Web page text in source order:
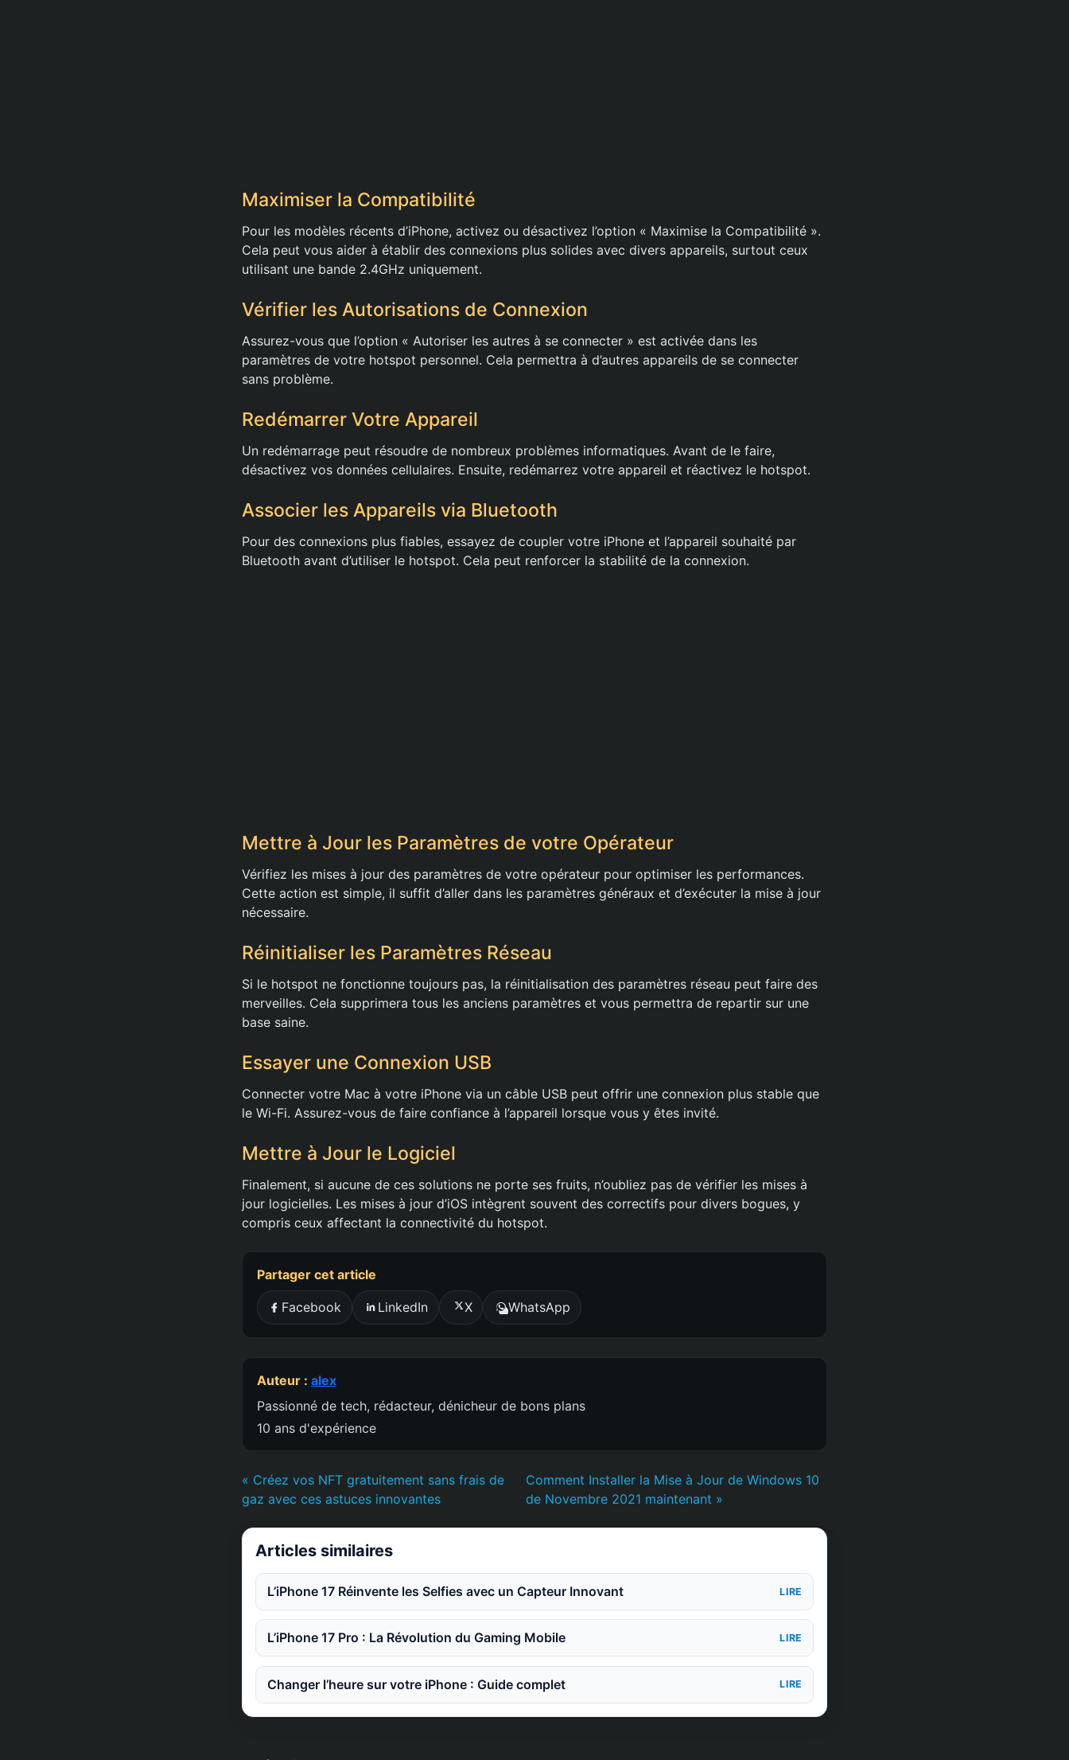
Maximiser la Compatibilité
Pour les modèles récents d’iPhone, activez ou désactivez l’option « Maximise la Compatibilité ».
Cela peut vous aider à établir des connexions plus solides avec divers appareils, surtout ceux
utilisant une bande 2.4GHz uniquement.
Vérifier les Autorisations de Connexion
Assurez-vous que l’option « Autoriser les autres à se connecter » est activée dans les
paramètres de votre hotspot personnel. Cela permettra à d’autres appareils de se connecter
sans problème.
Redémarrer Votre Appareil
Un redémarrage peut résoudre de nombreux problèmes informatiques. Avant de le faire,
désactivez vos données cellulaires. Ensuite, redémarrez votre appareil et réactivez le hotspot.
Associer les Appareils via Bluetooth
Pour des connexions plus fiables, essayez de coupler votre iPhone et l’appareil souhaité par
Bluetooth avant d’utiliser le hotspot. Cela peut renforcer la stabilité de la connexion.
Mettre à Jour les Paramètres de votre Opérateur
Vérifiez les mises à jour des paramètres de votre opérateur pour optimiser les performances.
Cette action est simple, il suffit d’aller dans les paramètres généraux et d’exécuter la mise à jour
nécessaire.
Réinitialiser les Paramètres Réseau
Si le hotspot ne fonctionne toujours pas, la réinitialisation des paramètres réseau peut faire des
merveilles. Cela supprimera tous les anciens paramètres et vous permettra de repartir sur une
base saine.
Essayer une Connexion USB
Connecter votre Mac à votre iPhone via un câble USB peut offrir une connexion plus stable que
le Wi-Fi. Assurez-vous de faire confiance à l’appareil lorsque vous y êtes invité.
Mettre à Jour le Logiciel
Finalement, si aucune de ces solutions ne porte ses fruits, n’oubliez pas de vérifier les mises à
jour logicielles. Les mises à jour d’iOS intègrent souvent des correctifs pour divers bogues, y
compris ceux affectant la connectivité du hotspot.
Partager cet article
Facebook LinkedIn X WhatsApp
Auteur : alex
Passionné de tech, rédacteur, dénicheur de bons plans
10 ans d'expérience
« Créez vos NFT gratuitement sans frais de
gaz avec ces astuces innovantes
Comment Installer la Mise à Jour de Windows 10
de Novembre 2021 maintenant »
Articles similaires
L’iPhone 17 Réinvente les Selfies avec un Capteur Innovant LIRE
L’iPhone 17 Pro : La Révolution du Gaming Mobile LIRE
Changer l’heure sur votre iPhone : Guide complet LIRE